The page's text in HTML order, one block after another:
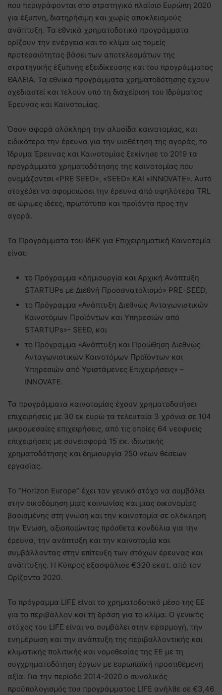
που περιγράφονται στο στρατηγικό πλαίσιο Ευρώπη 2020
για έξυπνη, διατηρήσιμη και χωρίς αποκλεισμούς
ανάπτυξη. Τα εθνικά χρηματοδοτικά προγράμματα
ορίζουν την ενέργεια και το κλίμα ως τομείς
προτεραιότητας βάσει των αποτελεσμάτων της
στρατηγικής έξυπνης εξειδίκευσης και του προγράμματος
ΘΑΛΕΙΑ. Τα εθνικά προγράμματα χρηματοδότησης έχουν
σχεδιαστεί και τελούν υπό τη διαχείριση του Ιδρύματος
Έρευνας και Καινοτομίας.
Όσον αφορά ολόκληρη την αλυσίδα καινοτομίας, και
ειδικότερα την έρευνα για την υιοθέτηση της αγοράς, το
Ίδρυμα Έρευνας και Καινοτομίας ξεκίνησε το 2019 τα
προγράμματα χρηματοδότησης της καινοτομίας που
ονομάζονται «PRE SEED», «SEED» ΚΑΙ «INNOVATE». Αυτό
στοχεύει να αφομοιώσει την έρευνα από υψηλότερα TRL
σε ώριμες ιδέες, πρωτότυπα και προϊόντα προς την
αγορά.
Τα Προγράμματα του ΙδΕΚ για Επιχειρηματική Καινοτομία
είναι:
το Πρόγραμμα «Δημιουργία και Αρχική Ανάπτυξη
STARTUPs με Διεθνή Προσανατολισμό» PRE-SEED,
το Πρόγραμμα «Ανάπτυξη Διεθνώς Ανταγωνιστικών
Καινοτόμων Προϊόντων και Υπηρεσιών από
STARTUPs»- SEED, και
το Πρόγραμμα «Ανάπτυξη και Προώθηση Διεθνώς
Ανταγωνιστικών Καινοτόμων Προϊόντων και
Υπηρεσιών από Υφιστάμενες Επιχειρήσεις» –
INNOVATE.
Τα προγράμματα καινοτομίας έχουν χρηματοδοτήσει
επιχειρήσεις με 30 εκ ευρώ τα τελευταία 3 χρόνια σε 104
μικρομεσαίες επιχειρήσεις, από τις οποίες 64 νεοφυείς
επιχειρήσεις με συνεισφορά 15 εκ. ιδιωτικής
χρηματοδότησης και δημιουργία 250 νέων θέσεων
εργασίας.
Το “Horizon Europe” έχει τον γενικό στόχο να συμβάλει
στην οικοδόμηση μιας κοινωνίας και μιας οικονομίας
βασισμένης στη γνώση και την καινοτομία σε ολόκληρη
την Ένωση, αξιοποιώντας πρόσθετα κονδύλια για την
έρευνα, την ανάπτυξη και την καινοτομία και
συμβάλλοντας στην επίτευξη των στόχων έρευνας και
ανάπτυξης. Η Κύπρος εξασφάλισε €320 εκατ. από τον
Ορίζοντα 2020.
Το πρόγραμμα LIFE είναι το χρηματοδοτικό μέσο της ΕΕ
για το περιβάλλον και τη δράση για το κλίμα. Ο γενικός
στόχος του LIFE είναι να συμβάλει στην εφαρμογή, την
ενημέρωση και την ανάπτυξη της περιβαλλοντικής και
κλιματικής πολιτικής και νομοθεσίας της ΕΕ με τη
συγχρηματοδότηση έργων με ευρωπαϊκή προστιθέμενη
αξία. Για την περίοδο 2014-2020 ο συνολικός
προϋπολογισμός του προγράμματος LIFE ανήλθε σε €3,46